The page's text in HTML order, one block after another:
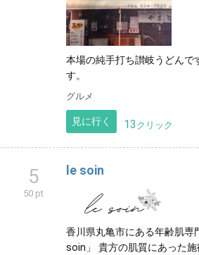
本場の純手打ち讃岐うどんで
す。
グルメ
見に行く 13 クリック
5
50 pt
le soin
香川県丸亀市にある年齢肌専
soin」 貴方の肌質にあった